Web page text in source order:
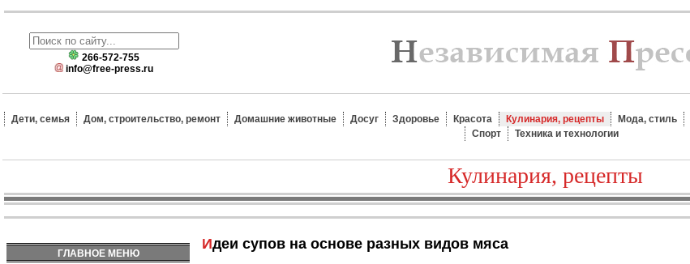
266-572-755
info@free-press.ru
Дети, семья Дом, строительство, ремонт Домашние животные Досуг Здоровье Красота Кулинария, рецепты Мода, стиль
Спорт
Техника и технологии
Кулинария, рецепты
ГЛАВНОЕ МЕНЮ
Идеи супов на основе разных видов мяса